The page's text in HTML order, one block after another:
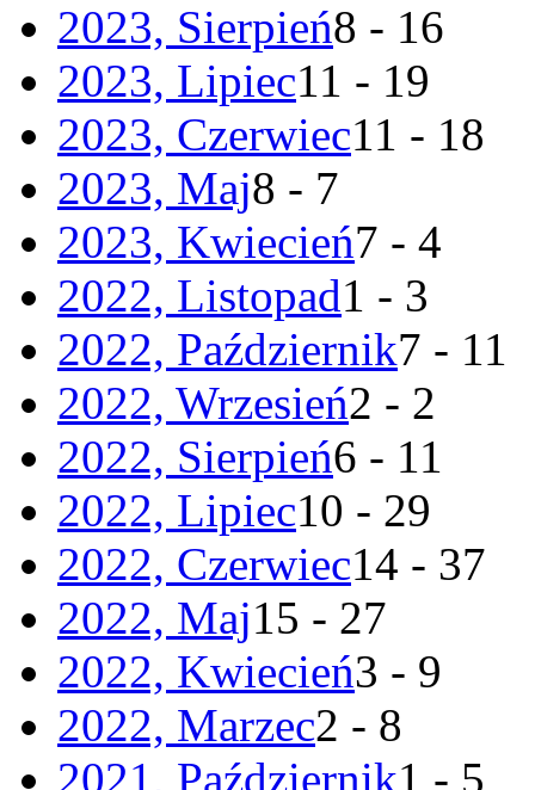
2023, Sierpień8 - 16
2023, Lipiec11 - 19
2023, Czerwiec11 - 18
2023, Maj8 - 7
2023, Kwiecień7 - 4
2022, Listopad1 - 3
2022, Październik7 - 11
2022, Wrzesień2 - 2
2022, Sierpień6 - 11
2022, Lipiec10 - 29
2022, Czerwiec14 - 37
2022, Maj15 - 27
2022, Kwiecień3 - 9
2022, Marzec2 - 8
2021, Październik1 - 5